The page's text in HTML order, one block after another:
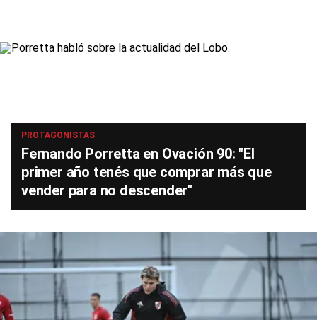
PROTAGONISTAS
Fernando Porretta en Ovación 90: "El
primer año tenés que comprar más que
vender para no descender"